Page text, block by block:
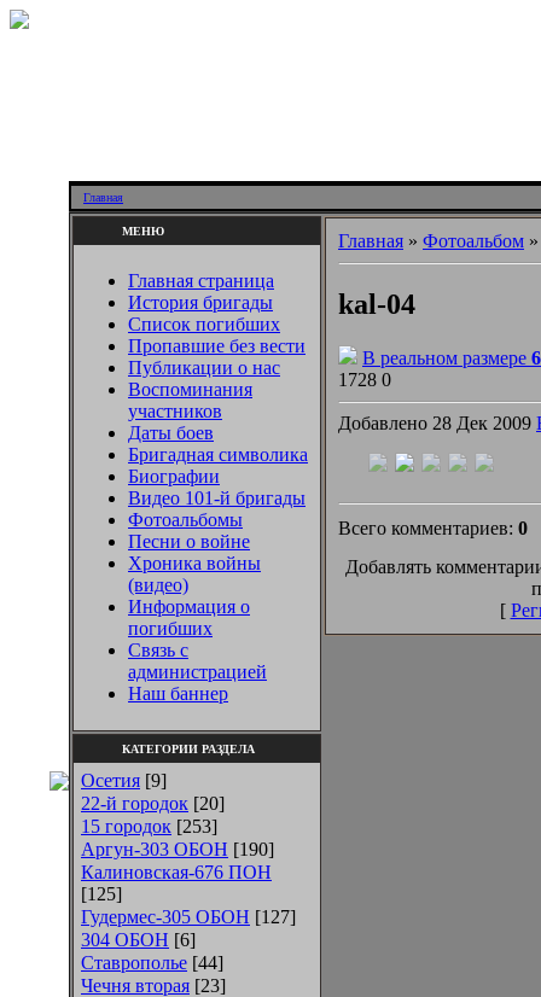
Главная
МЕНЮ
Главная страница
История бригады
Список погибших
Пропавшие без вести
Публикации о нас
Воспоминания
участников
Даты боев
Бригадная символика
Биографии
Видео 101-й бригады
Фотоальбомы
Песни о войне
Хроника войны
(видео)
Информация о
погибших
Связь с
администрацией
Наш баннер
КАТЕГОРИИ РАЗДЕЛА
Осетия [9]
22-й городок [20]
15 городок [253]
Аргун-303 ОБОН [190]
Калиновская-676 ПОН
[125]
Гудермес-305 ОБОН [127]
304 ОБОН [6]
Ставрополье [44]
Чечня вторая [23]
Главная » Фотоальбом
kal-04
В реальном размере
1728 0
Добавлено 28 Дек 2009
Всего комментариев: 0
Добавлять
[